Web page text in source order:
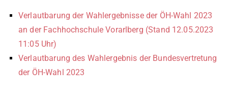
Verlautbarung der Wahlergebnisse der ÖH-Wahl 2023
an der Fachhochschule Vorarlberg (Stand 12.05.2023
11:05 Uhr)
Verlautbarung des Wahlergebnis der Bundesvertretung
der ÖH-Wahl 2023